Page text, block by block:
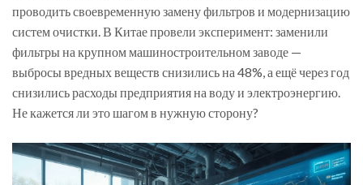
проводить своевременную замену фильтров и модернизацию
систем очистки. В Китае провели эксперимент: заменили
фильтры на крупном машиностроительном заводе —
выбросы вредных веществ снизились на 48%, а ещё через год
снизились расходы предприятия на воду и электроэнергию.
Не кажется ли это шагом в нужную сторону?